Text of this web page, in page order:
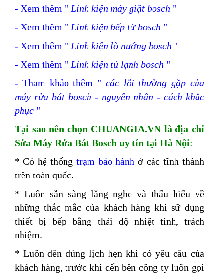
- Xem thêm " Linh kiện máy giặt bosch "
- Xem thêm " Linh kiện bếp từ bosch "
- Xem thêm " Linh kiện lò nướng bosch "
- Xem thêm " Linh kiện tủ lạnh bosch "
- Tham khảo thêm " các lỗi thường gặp của
máy rửa bát bosch - nguyên nhân - cách khắc
phục "
Tại sao nên chọn CHUANGIA.VN là địa chỉ
Sửa Máy Rửa Bát Bosch uy tín tại Hà Nội:
* Có hệ thống trạm bảo hành ở các tĩnh thành
trên toàn quốc.
* Luôn sẵn sàng lắng nghe và thấu hiểu về
những thắc mắc của khách hàng khi sữ dụng
thiết bị bếp bằng thái độ nhiệt tình, trách
nhiệm.
* Luôn đến đúng lịch hẹn khi có yêu cầu của
khách hàng, trước khi đến bên công ty luôn gọi